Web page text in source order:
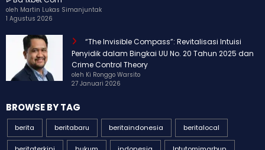
ᐉ Bd 1xbet Com
oleh Martin Lukas Simanjuntak
1 Agustus 2026
“The Invisible Compass”: Revitalisasi Intuisi
Penyidik dalam Bingkai UU No. 20 Tahun 2025 dan
Crime Control Theory
oleh Ki Ronggo Warsito
BROWSE BY TAG